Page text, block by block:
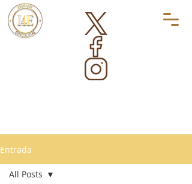
Entrada
All Posts